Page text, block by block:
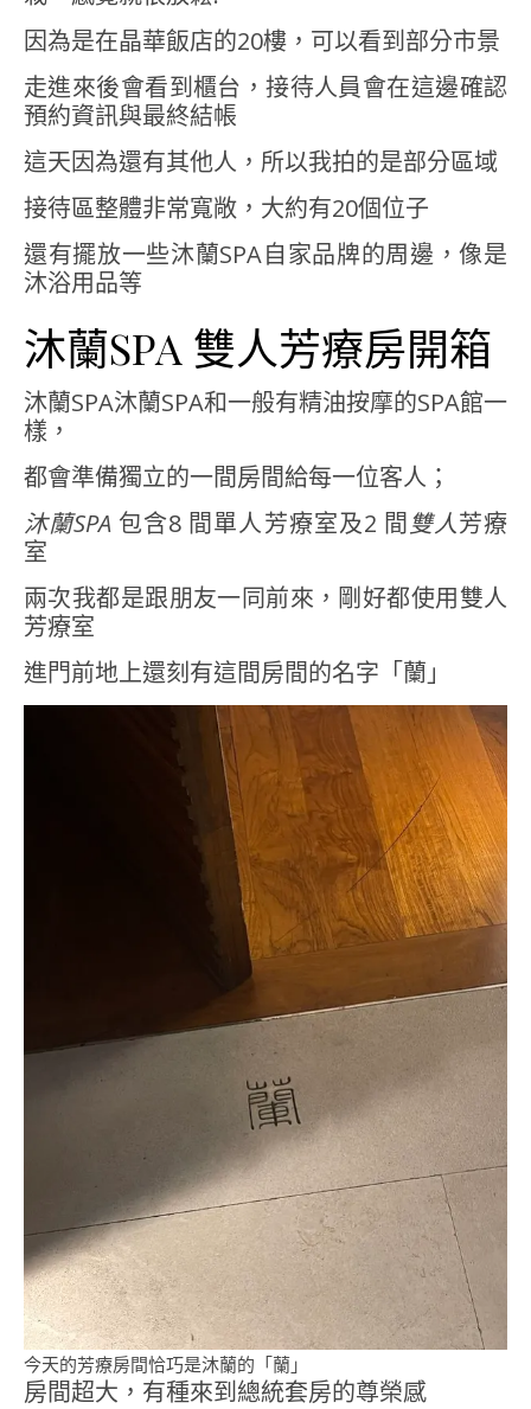
因為是在晶華飯店的20樓，可以看到部分市景
走進來後會看到櫃台，接待人員會在這邊確認
預約資訊與最終結帳
這天因為還有其他人，所以我拍的是部分區域
接待區整體非常寬敞，大約有20個位子
還有擺放一些沐蘭SPA自家品牌的周邊，像是
沐浴用品等
沐蘭SPA 雙人芳療房開箱
沐蘭SPA沐蘭SPA和一般有精油按摩的SPA館一
樣，
都會準備獨立的一間房間給每一位客人；
沐蘭SPA 包含8 間單人芳療室及2 間 雙人芳療
室
兩次我都是跟朋友一同前來，剛好都使用雙人
芳療室
進門前地上還刻有這間房間的名字「蘭」
今天的芳療房間恰巧是沐蘭的「蘭」
房間超大，有種來到總統套房的尊榮感